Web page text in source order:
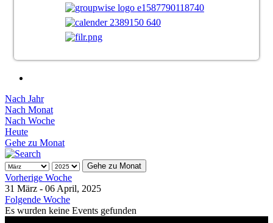
Nach Jahr
Nach Monat
Nach Woche
Heute
Gehe zu Monat
Gehe zu Monat
Vorherige Woche
31 März - 06 April, 2025
Folgende Woche
Es wurden keine Events gefunden